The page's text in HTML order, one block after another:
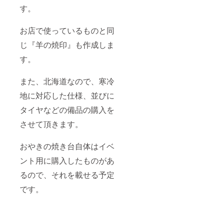
す。
お店で使っているものと同
じ『羊の焼印』も作成しま
す。
また、北海道なので、寒冷
地に対応した仕様、並びに
タイヤなどの備品の購入を
させて頂きます。
おやきの焼き台自体はイベ
ント用に購入したものがあ
るので、それを載せる予定
です。